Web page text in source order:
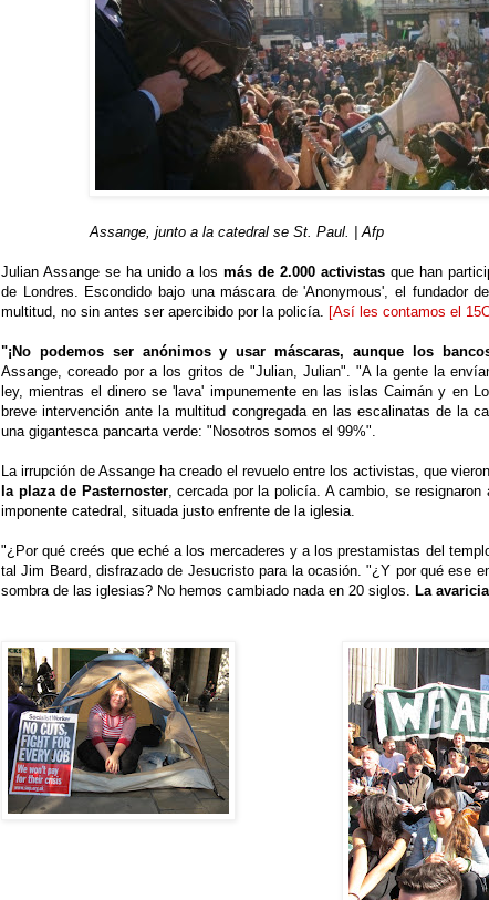
Assange, junto a la catedral se St. Paul. | Afp
Julian Assange se ha unido a losmás de 2.000 activistasque han
de Londres. Escondido bajo una máscara de 'Anonymous', el fundador
multitud, no sin antes ser apercibido por la policía. [Así les contamos el
"¡No podemos ser anónimos y usar máscaras, aunque los
Assange, coreado por a los gritos de "Julian, Julian". "A la gente la
ley, mientras el dinero se 'lava' impunemente en las islas Caimán y en
breve intervención ante la multitud congregada en las escalinatas de la
una gigantesca pancarta verde: "Nosotros somos el 99%".
La irrupción de Assange ha creado el revuelo entre los activistas, que vieron
la plaza de Pasternoster, cercada por la policía. A cambio, se
imponente catedral, situada justo enfrente de la iglesia.
"¿Por qué creés que eché a los mercaderes y a los prestamistas del
tal Jim Beard, disfrazado de Jesucristo para la ocasión. "¿Y por qué ese
sombra de las iglesias? No hemos cambiado nada en 20 siglos. La